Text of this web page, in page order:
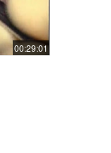
00:29:01